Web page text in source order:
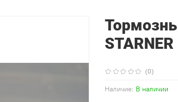
(0)
Наличие: В наличии